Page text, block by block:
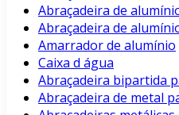
Abraçadeira de
Abraçadeira de
Amarrador de alumínio
Caixa d água
Abraçadeira bipartida
Abraçadeira de metal